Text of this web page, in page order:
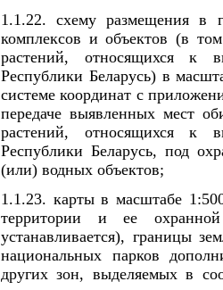
1.1.22. схему размещения в
комплексов и объектов (в
растений, относящихся к
Республики Беларусь) в
системе координат с
передаче выявленных мест
растений, относящихся к
Республики Беларусь, под
(или) водных объектов;
1.1.23. карты в масштабе
территории и ее
устанавливается), границы
национальных парков
других зон, выделяемых в